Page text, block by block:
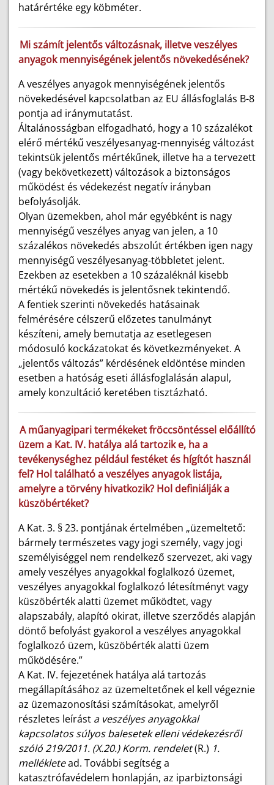
határértéke egy köbméter.
Mi számít jelentős változásnak, illetve veszélyes
anyagok mennyiségének jelentős növekedésének?
A veszélyes anyagok mennyiségének jelentős
növekedésével kapcsolatban az EU állásfoglalás B-8
pontja ad iránymutatást.
Általánosságban elfogadható, hogy a 10 százalékot
elérő mértékű veszélyesanyag-mennyiség változást
tekintsük jelentős mértékűnek, illetve ha a tervezett
(vagy bekövetkezett) változások a biztonságos
működést és védekezést negatív irányban
befolyásolják.
Olyan üzemekben, ahol már egyébként is nagy
mennyiségű veszélyes anyag van jelen, a 10
százalékos növekedés abszolút értékben igen nagy
mennyiségű veszélyesanyag-többletet jelent.
Ezekben az esetekben a 10 százaléknál kisebb
mértékű növekedés is jelentősnek tekintendő.
A fentiek szerinti növekedés hatásainak
felmérésére célszerű előzetes tanulmányt
készíteni, amely bemutatja az esetlegesen
módosuló kockázatokat és következményeket. A
„jelentős változás” kérdésének eldöntése minden
esetben a hatóság eseti állásfoglalásán alapul,
amely konzultáció keretében tisztázható.
A műanyagipari termékeket fröccsöntéssel előállító
üzem a Kat. IV. hatálya alá tartozik e, ha a
tevékenységhez például festéket és hígítót használ
fel? Hol található a veszélyes anyagok listája,
amelyre a törvény hivatkozik? Hol definiálják a
küszöbértéket?
A Kat. 3. § 23. pontjának értelmében „üzemeltető:
bármely természetes vagy jogi személy, vagy jogi
személyiséggel nem rendelkező szervezet, aki vagy
amely veszélyes anyagokkal foglalkozó üzemet,
veszélyes anyagokkal foglalkozó létesítményt vagy
küszöbérték alatti üzemet működtet, vagy
alapszabály, alapító okirat, illetve szerződés alapján
döntő befolyást gyakorol a veszélyes anyagokkal
foglalkozó üzem, küszöbérték alatti üzem
működésére.”
A Kat. IV. fejezetének hatálya alá tartozás
megállapításához az üzemeltetőnek el kell végeznie
az üzemazonosítási számításokat, amelyről
részletes leírást a veszélyes anyagokkal
kapcsolatos súlyos balesetek elleni védekezésről
szóló 219/2011. (X.20.) Korm. rendelet(R.) 1.
mellékletead. További segítség a
katasztrófavédelem honlapján, az iparbiztonsági